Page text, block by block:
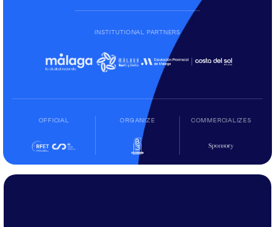
INSTITUTIONAL PARTNERS
OFFICIAL ORGANIZE COMMERCIALIZES